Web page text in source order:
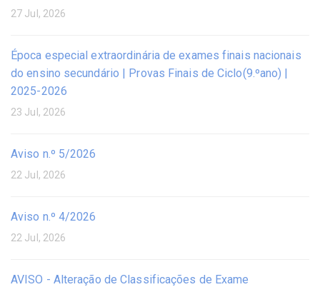
27 Jul, 2026
Época especial extraordinária de exames finais nacionais
do ensino secundário | Provas Finais de Ciclo(9.ºano) |
2025-2026
23 Jul, 2026
Aviso n.º 5/2026
22 Jul, 2026
Aviso n.º 4/2026
22 Jul, 2026
AVISO - Alteração de Classificações de Exame